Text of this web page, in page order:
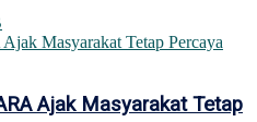
Ajak Masyarakat Tetap